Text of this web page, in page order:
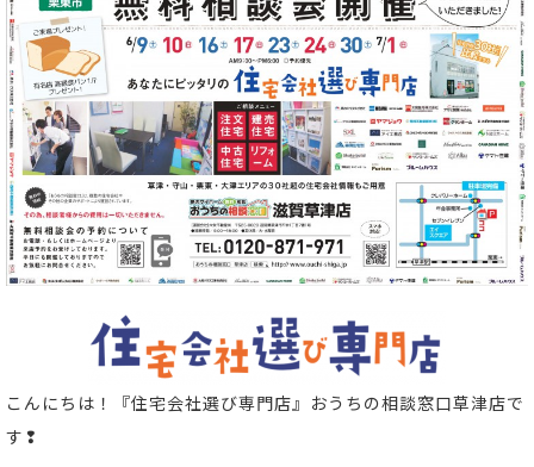
こんにちは！ 『住宅会社選び専門店』おうちの相談窓口草津店で
す❢